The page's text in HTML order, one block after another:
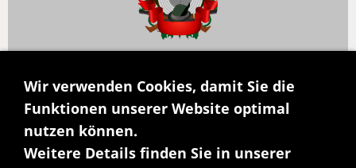
Mia Haak
Wir verwenden Cookies, damit Sie die
Funktionen unserer Website optimal
nutzen können.
Weitere Details finden Sie in unserer